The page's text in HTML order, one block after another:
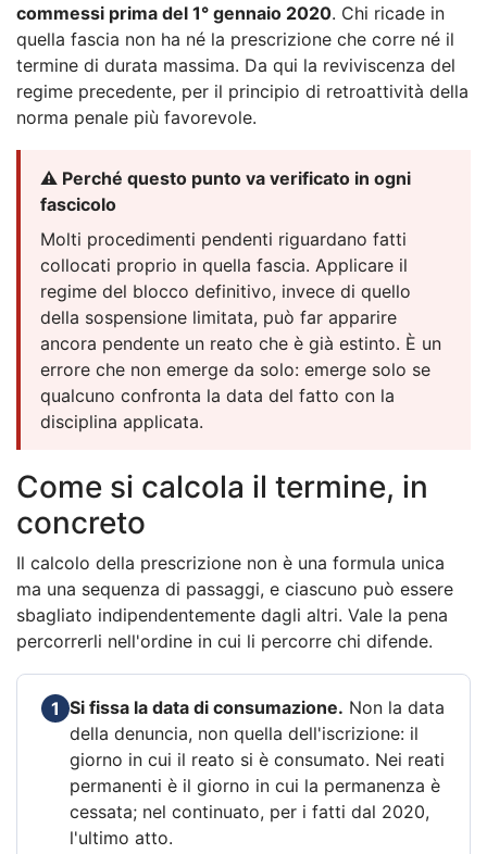
commessi prima del 1° gennaio 2020. Chi ricade in
quella fascia non ha né la prescrizione che corre né il
termine di durata massima. Da qui la reviviscenza del
regime precedente, per il principio di retroattività della
norma penale più favorevole.
⚠️ Perché questo punto va verificato in ogni
fascicolo
Molti procedimenti pendenti riguardano fatti
collocati proprio in quella fascia. Applicare il
regime del blocco definitivo, invece di quello
della sospensione limitata, può far apparire
ancora pendente un reato che è già estinto. È un
errore che non emerge da solo: emerge solo se
qualcuno confronta la data del fatto con la
disciplina applicata.
Come si calcola il termine, in
concreto
Il calcolo della prescrizione non è una formula unica
ma una sequenza di passaggi, e ciascuno può essere
sbagliato indipendentemente dagli altri. Vale la pena
percorrerli nell'ordine in cui li percorre chi difende.
1 Si fissa la data di consumazione. Non la data
della denuncia, non quella dell'iscrizione: il
giorno in cui il reato si è consumato. Nei reati
permanenti è il giorno in cui la permanenza è
cessata; nel continuato, per i fatti dal 2020,
l'ultimo atto.